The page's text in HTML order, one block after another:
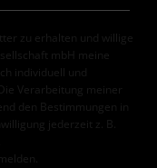
zu erhalten und willige
mbH meine
individuell und
Verarbeitung meiner
den Bestimmungen in
jederzeit z. B.